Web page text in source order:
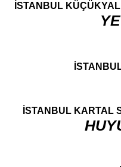
İSTANBUL
İSTANBUL KARTAL